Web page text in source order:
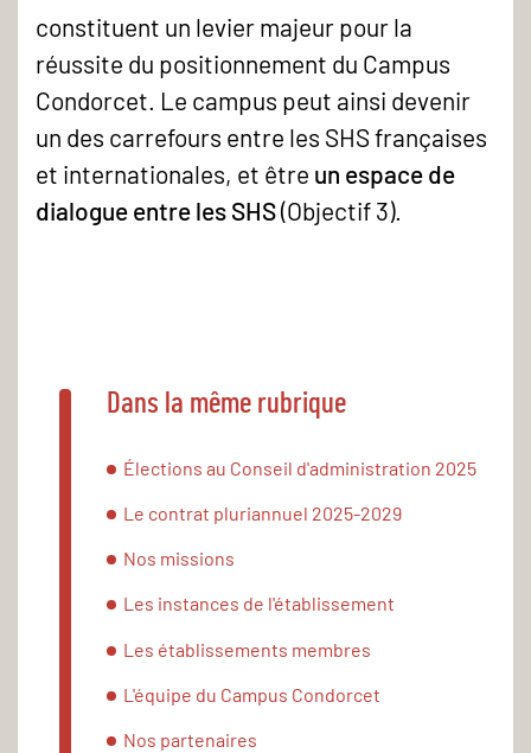
constituent un levier majeur pour la
réussite du positionnement du Campus
Condorcet. Le campus peut ainsi devenir
un des carrefours entre les SHS françaises
et internationales, et être un espace de
dialogue entre les SHS(Objectif 3).
Dans la même rubrique
Élections au Conseil d'administration 2025
Le contrat pluriannuel 2025-2029
Nos missions
Les instances de l'établissement
Les établissements membres
L'équipe du Campus Condorcet
Nos partenaires